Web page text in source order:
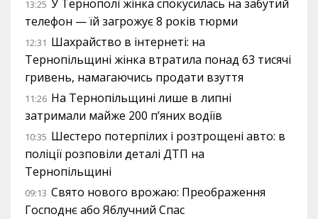
13:25 У Тернополі жінка спокусилась на забутий
телефон — їй загрожує 8 років тюрми
12:31 Шахрайство в інтернеті: на
Тернопільщині жінка втратила понад 63 тисячі
гривень, намагаючись продати взуття
11:26 На Тернопільщині лише в липні
затримали майже 200 п’яних водіїв
10:35 Шестеро потерпілих і розтрощені авто: в
поліції розповіли деталі ДТП на
Тернопільщині
09:13 Свято нового врожаю: Преображення
Господнє або Яблучний Спас